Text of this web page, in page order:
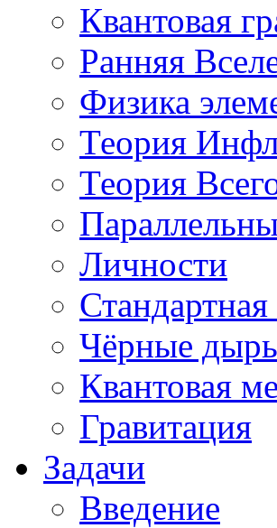
Квантовая
Ранняя
Физика
Теория
Теория
Личности
Чёрные
Квантовая
Гравитация
Задачи
Введение